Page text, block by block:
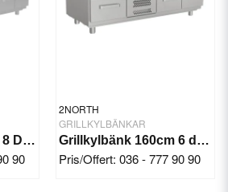
användbara i kök där grillning är en vanlig
de ger en centraliserad arbetsyta och
ingredienser och redskap. De hjälper
Grillkylbänk 200cm 8 Draglådor
90
2NORTH
GRILLKYLBÄNKAR
Grillkylbänk 160cm 6 draglådor
Pris/Offert: 036 - 777 90 90